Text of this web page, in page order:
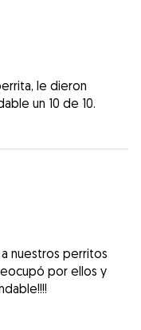
le dieron
un 10 de 10.
nuestros perritos
por ellos y